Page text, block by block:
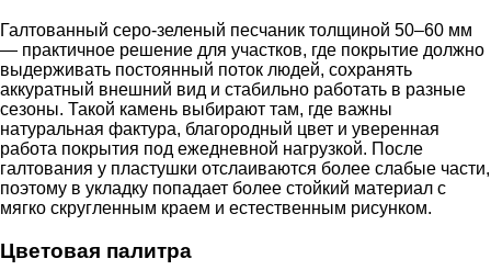
Галтованный серо-зеленый песчаник толщиной 50–60 мм
— практичное решение для участков, где покрытие должно
выдерживать постоянный поток людей, сохранять
аккуратный внешний вид и стабильно работать в разные
сезоны. Такой камень выбирают там, где важны
натуральная фактура, благородный цвет и уверенная
работа покрытия под ежедневной нагрузкой. После
галтования у пластушки отслаиваются более слабые части,
поэтому в укладку попадает более стойкий материал с
мягко скругленным краем и естественным рисунком.
Цветовая палитра